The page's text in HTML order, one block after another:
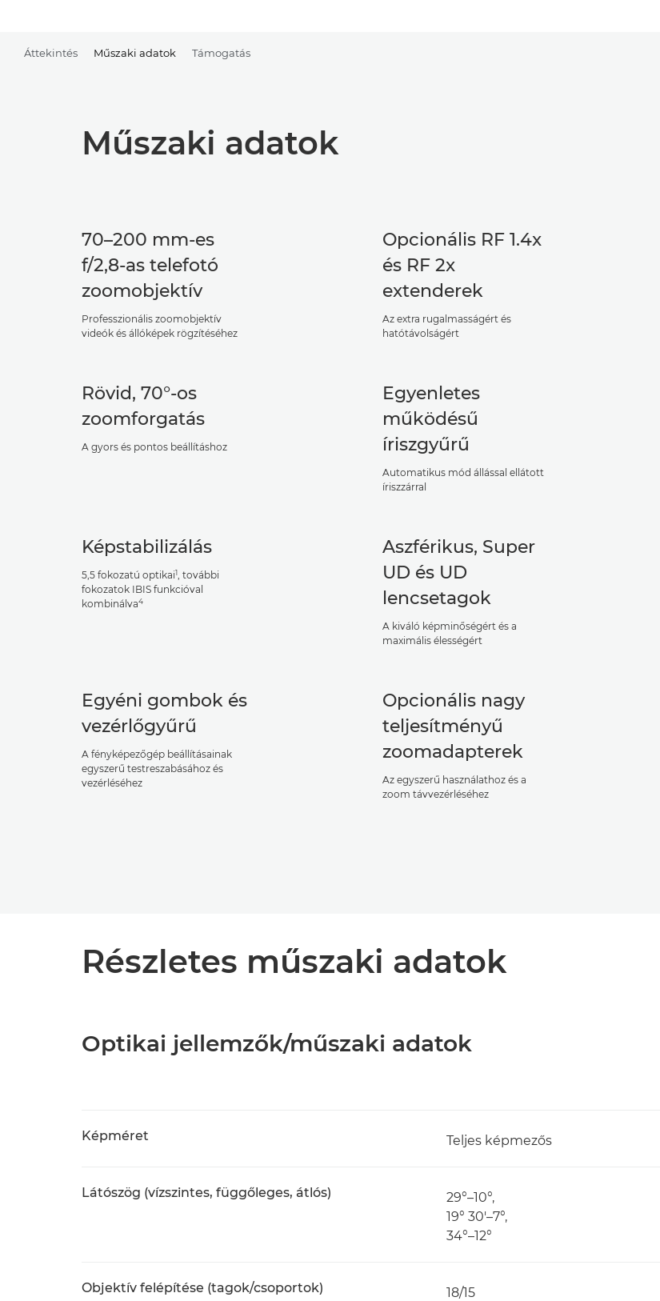
Áttekintés Műszaki adatok Támogatás
Műszaki adatok
70–200 mm-es
f/2,8-as telefotó
zoomobjektív
Professzionális zoomobjektív
videók és állóképek rögzítéséhez
Opcionális RF 1.4x
és RF 2x
extenderek
Az extra rugalmasságért és
hatótávolságért
Rövid, 70°-os
zoomforgatás
A gyors és pontos beállításhoz
Egyenletes
működésű
íriszgyűrű
Automatikus mód állással ellátott
íriszzárral
Képstabilizálás
5,5 fokozatú optikai1, további
fokozatok IBIS funkcióval
kombinálva4
Aszférikus, Super
UD és UD
lencsetagok
A kiváló képminőségért és a
maximális élességért
Egyéni gombok és
vezérlőgyűrű
A fényképezőgép beállításainak
egyszerű testreszabásához és
vezérléséhez
Opcionális nagy
teljesítményű
zoomadapterek
Az egyszerű használathoz és a
zoom távvezérléséhez
Részletes műszaki adatok
Optikai jellemzők/műszaki adatok
Képméret Teljes képmezős
Látószög (vízszintes, függőleges, átlós)
29°–10°,
19° 30'–7°,
34°–12°
Objektív felépítése (tagok/csoportok) 18/15